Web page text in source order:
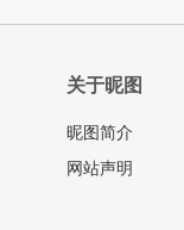
关于昵图
昵图简介
网站声明